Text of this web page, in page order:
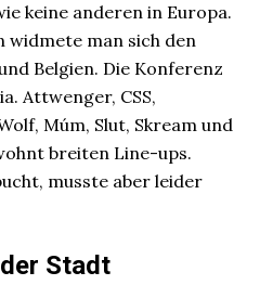
keine anderen in Europa.
widmete man sich den
Belgien. Die Konferenz
Attwenger, CSS,
Múm, Slut, Skream und
breiten Line-ups.
musste aber leider
Stadt